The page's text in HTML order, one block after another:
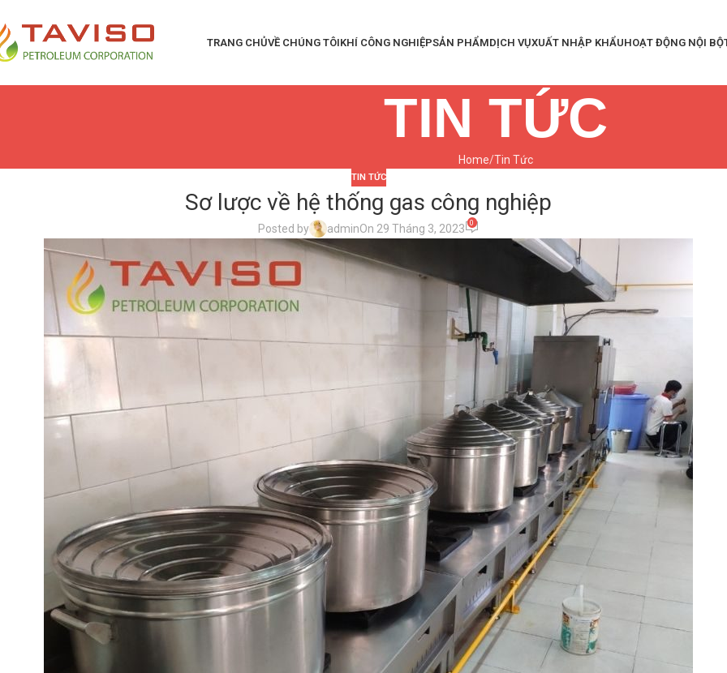
TRANG CHỦVỀ CHÚNG TÔIKHÍ CÔNG NGHIỆPSẢN PHẨMDỊCH VỤXUẤT NHẬP KHẨUHOẠT ĐỘNG NỘI BỘ
TIN TỨC
Home Tin Tức
TIN TỨC
Sơ lược về hệ thống gas công nghiệp
Posted by adminOn 29 Tháng 3, 2023 0